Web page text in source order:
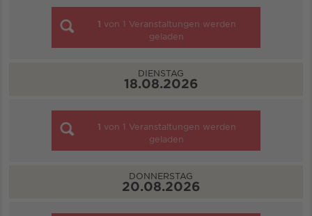
1 von 1 Veranstaltungen werden
geladen
DIENSTAG
18.08.2026
1 von 1 Veranstaltungen werden
geladen
DONNERSTAG
20.08.2026